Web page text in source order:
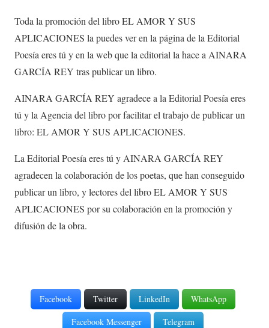
Toda la promoción del libro EL AMOR Y SUS
APLICACIONES la puedes ver en la página de la Editorial
Poesía eres tú y en la web que la editorial la hace a AINARA
GARCÍA REY tras publicar un libro.
AINARA GARCÍA REY agradece a la Editorial Poesía eres
tú y la Agencia del libro por facilitar el trabajo de publicar un
libro: EL AMOR Y SUS APLICACIONES.
La Editorial Poesía eres tú y AINARA GARCÍA REY
agradecen la colaboración de los poetas, que han conseguido
publicar un libro, y lectores del libro EL AMOR Y SUS
APLICACIONES por su colaboración en la promoción y
difusión de la obra.
Facebook Twitter LinkedIn
WhatsApp
Facebook Messenger
Telegram